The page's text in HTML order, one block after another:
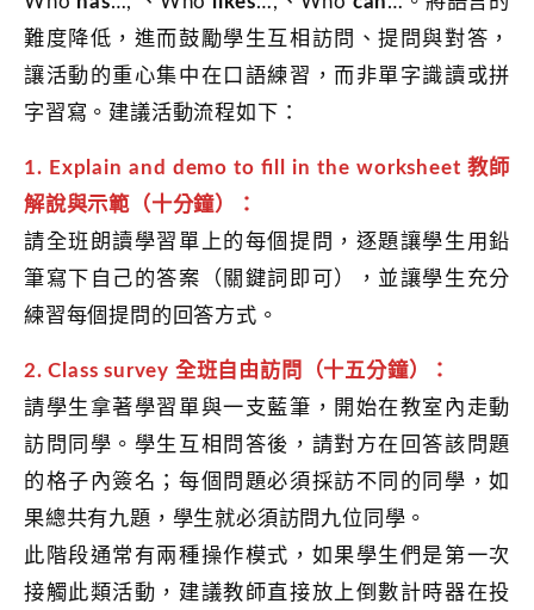
難度降低，進而鼓勵學生互相訪問、提問與對答，
讓活動的重心集中在口語練習，而非單字識讀或拼
字習寫。建議活動流程如下：
1. Explain and demo to ﬁll in the worksheet 教師
解說與示範（十分鐘）
：
請全班朗讀學習單上的每個提問，逐題讓學生用鉛
筆寫下自己的答案（關鍵詞即可），並讓學生充分
練習每個提問的回答方式。
2. Class survey 全班自由訪問（十五分鐘）：
請學生拿著學習單與一支藍筆，開始在教室內走動
訪問同學。學生互相問答後，請對方在回答該問題
的格子內簽名；每個問題必須採訪不同的同學，如
果總共有九題，學生就必須訪問九位同學。
此階段通常有兩種操作模式，如果學生們是第一次
接觸此類活動，建議教師直接放上倒數計時器在投